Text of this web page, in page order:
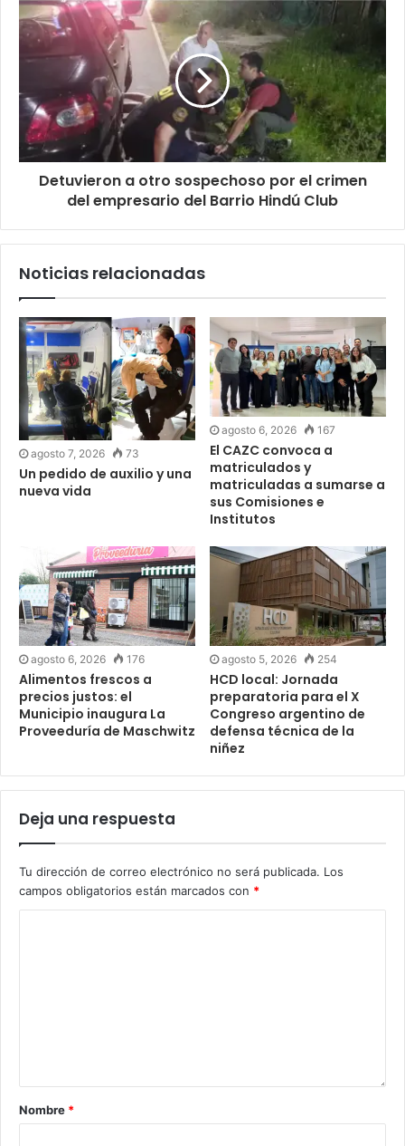
Detuvieron a otro sospechoso por el crimen
del empresario del Barrio Hindú Club
Noticias relacionadas
agosto 7, 2026 73
Un pedido de auxilio y una
nueva vida
agosto 6, 2026 167
El CAZC convoca a
matriculados y
matriculadas a sumarse a
sus Comisiones e
Institutos
agosto 6, 2026 176
Alimentos frescos a
precios justos: el
Municipio inaugura La
Proveeduría de Maschwitz
agosto 5, 2026 254
HCD local: Jornada
preparatoria para el X
Congreso argentino de
defensa técnica de la
niñez
Deja una respuesta
Tu dirección de correo electrónico no será publicada. Los
campos obligatorios están marcados con *
Nombre *